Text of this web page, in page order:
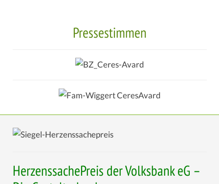
Pressestimmen
HerzenssachePreis der Volksbank eG –